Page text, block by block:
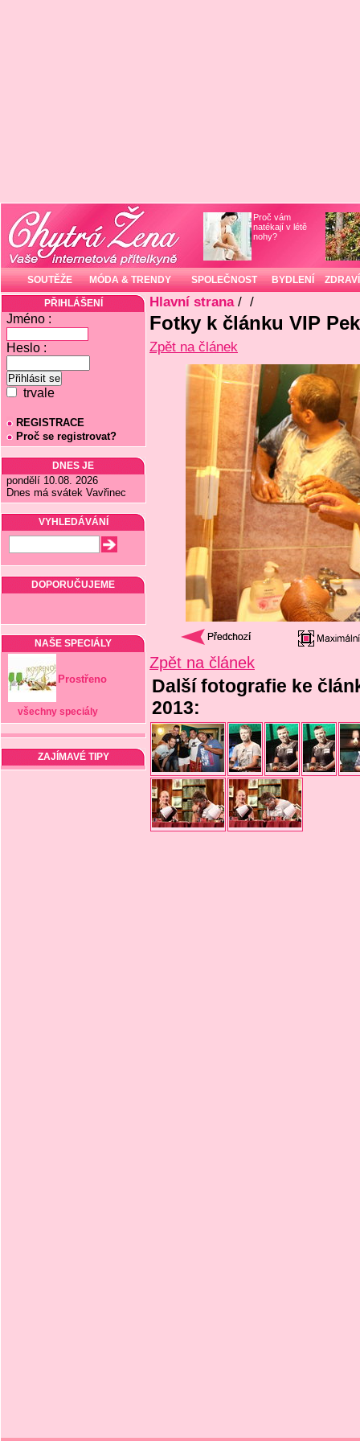
Proč vám
natékají v létě
nohy?
SOUTĚŽE MÓDA & TRENDY SPOLEČNOST BYDLENÍ ZDRAVÍ
PŘIHLÁŠENÍ
Jméno :
Heslo :
trvale
REGISTRACE
Proč se registrovat?
DNES JE
pondělí 10.08. 2026
Dnes má svátek Vavřinec
VYHLEDÁVÁNÍ
DOPORUČUJEME
NAŠE SPECIÁLY
Prostřeno
všechny speciály
ZAJÍMAVÉ TIPY
Hlavní strana/ /
Fotky k článku VIP
Zpět na článek
Zpět na článek
Další fotografie ke
2013: